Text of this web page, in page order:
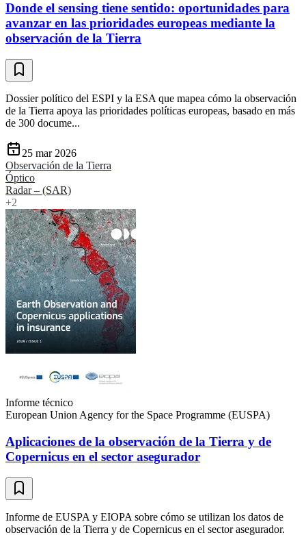
Donde el sensing tiene sentido: oportunidades para
avanzar en las prioridades europeas mediante la
observación de la Tierra
Dossier político del ESPI y la ESA que mapea cómo la observación
de la Tierra apoya las prioridades políticas europeas, basado en más
de 300 docume...
25 mar 2026
Observación de la Tierra
Óptico
Radar – (SAR)
+2
Informe técnico
European Union Agency for the Space Programme (EUSPA)
Aplicaciones de la observación de la Tierra y de
Copernicus en el sector asegurador
Informe de EUSPA y EIOPA sobre cómo se utilizan los datos de
observación de la Tierra y de Copernicus en el sector asegurador.